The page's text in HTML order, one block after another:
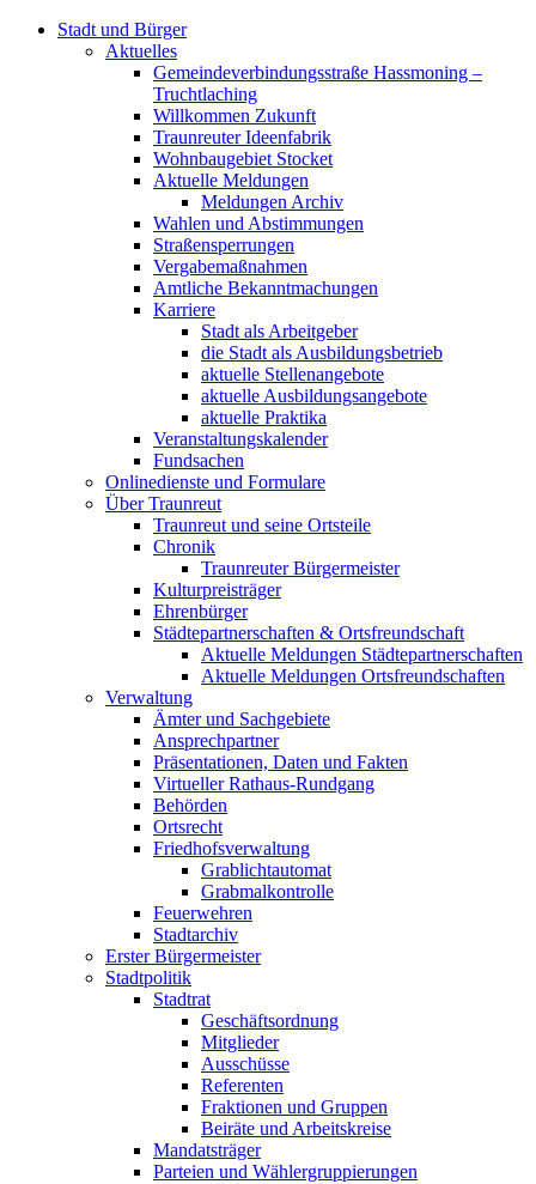
Stadt und Bürger
Aktuelles
Gemeindeverbindungsstraße Hassmoning –
Truchtlaching
Willkommen Zukunft
Traunreuter Ideenfabrik
Wohnbaugebiet Stocket
Aktuelle Meldungen
Meldungen Archiv
Wahlen und Abstimmungen
Straßensperrungen
Vergabemaßnahmen
Amtliche Bekanntmachungen
Karriere
Stadt als Arbeitgeber
die Stadt als Ausbildungsbetrieb
aktuelle Stellenangebote
aktuelle Ausbildungsangebote
aktuelle Praktika
Veranstaltungskalender
Fundsachen
Onlinedienste und Formulare
Über Traunreut
Traunreut und seine Ortsteile
Chronik
Traunreuter Bürgermeister
Kulturpreisträger
Ehrenbürger
Städtepartnerschaften & Ortsfreundschaft
Aktuelle Meldungen Städtepartnerschaften
Aktuelle Meldungen Ortsfreundschaften
Verwaltung
Ämter und Sachgebiete
Ansprechpartner
Präsentationen, Daten und Fakten
Virtueller Rathaus-Rundgang
Behörden
Ortsrecht
Friedhofsverwaltung
Grablichtautomat
Grabmalkontrolle
Feuerwehren
Stadtarchiv
Erster Bürgermeister
Stadtpolitik
Stadtrat
Geschäftsordnung
Mitglieder
Ausschüsse
Referenten
Fraktionen und Gruppen
Beiräte und Arbeitskreise
Mandatsträger
Parteien und Wählergruppierungen